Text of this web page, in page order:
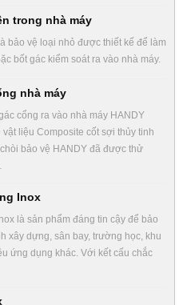
trong nhà máy
bảo vệ loại nhỏ được thiết kế để làm
bốt gác kiểm soát ra vào nhà máy.
nhà máy
cổng ra vào nhà máy HANDY
liệu Composite cốt sợi thủy tinh
bảo vệ HANDY đã được thử
Inox
là sản phẩm đáng tin cậy để bảo
xây dựng, sân bay, trường học, khu
ứng dụng khác. Với kết cấu chắc